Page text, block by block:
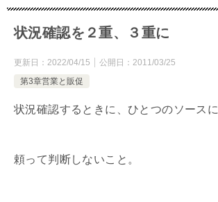
状況確認を２重、３重に
更新日： 2022/04/15 公開日： 2011/03/25
第3章営業と販促
状況確認するときに、ひとつのソースに
頼って判断しないこと。